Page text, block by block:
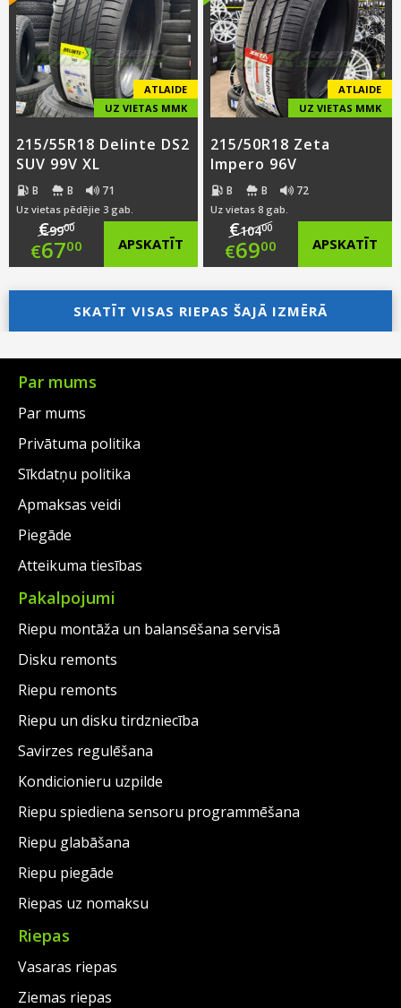
€54.00.
€105.00.
is:
€59.00.
ATLAIDE
UZ VIETAS MMK
215/55R18 Delinte DS2
SUV 99V XL
B B 71
Uz vietas pēdējie 3 gab.
€9900
Original
price
was:
€99.00.
€6700
Current
price
is:
€67.00.
APSKATĪT
ATLAIDE
UZ VIETAS MMK
215/50R18 Zeta
Impero 96V
B B 72
Uz vietas 8 gab.
€10400
Original
price
was:
€104.00.
€6900
Current
price
is:
APSKATĪT
SKATĪT VISAS RIEPAS ŠAJĀ IZMĒRĀ
Par mums
Par mums
Privātuma politika
Sīkdatņu politika
Apmaksas veidi
Piegāde
Atteikuma tiesības
Pakalpojumi
Riepu montāža un balansēšana servisā
Disku remonts
Riepu remonts
Riepu un disku tirdzniecība
Savirzes regulēšana
Kondicionieru uzpilde
Riepu spiediena sensoru programmēšana
Riepu glabāšana
Riepu piegāde
Riepas uz nomaksu
Riepas
Vasaras riepas
Ziemas riepas